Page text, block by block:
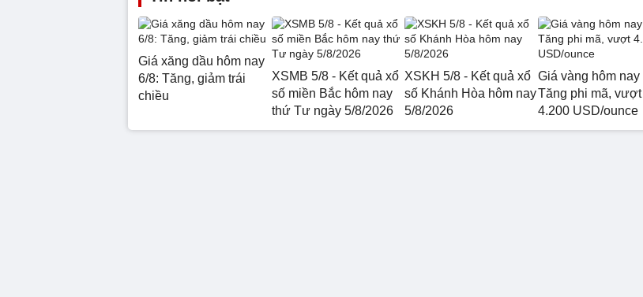
Giá xăng dầu hôm nay
6/8: Tăng, giảm trái
chiều
XSMB 5/8 - Kết quả xổ
số miền Bắc hôm nay
thứ Tư ngày 5/8/2026
XSKH 5/8 - Kết quả xổ
số Khánh Hòa hôm nay
5/8/2026
Giá vàng hôm nay
Tăng phi mã, vượt
4.200 USD/ounce